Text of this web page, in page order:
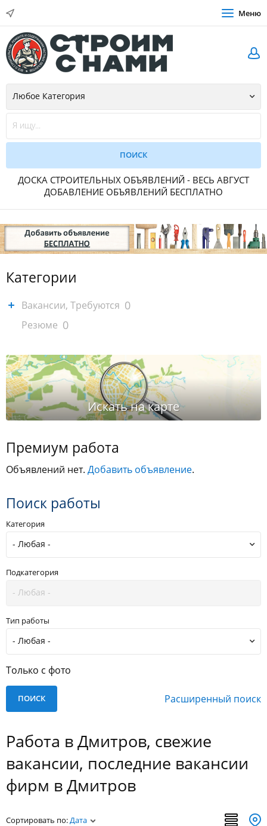
Меню
ДОСКА СТРОИТЕЛЬНЫХ ОБЪЯВЛЕНИЙ - ВЕСЬ АВГУСТ
ДОБАВЛЕНИЕ ОБЪЯВЛЕНИЙ БЕСПЛАТНО
Категории
Вакансии, Требуются 0
Резюме 0
Премиум работа
Объявлений нет. Добавить объявление.
Поиск работы
Категория
Подкатегория
Тип работы
Только с фото
Расширенный поиск
Работа в Дмитров, свежие
вакансии, последние вакансии
фирм в Дмитров
Сортировать по:Дата